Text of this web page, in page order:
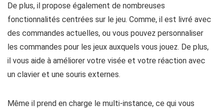
De plus, il propose également de nombreuses
fonctionnalités centrées sur le jeu. Comme, il est livré avec
des commandes actuelles, ou vous pouvez personnaliser
les commandes pour les jeux auxquels vous jouez. De plus,
il vous aide à améliorer votre visée et votre réaction avec
un clavier et une souris externes.
Même il prend en charge le multi-instance, ce qui vous